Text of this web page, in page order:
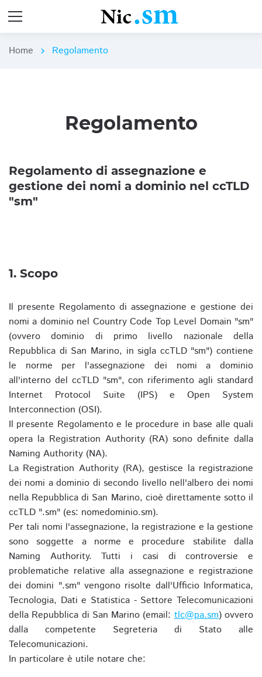
Home chevron_right Regolamento
Regolamento
Regolamento di assegnazione e
gestione dei nomi a dominio nel ccTLD
"sm"
1. Scopo
Il presente Regolamento di assegnazione e gestione dei
nomi a dominio nel Country Code Top Level Domain "sm"
(ovvero dominio di primo livello nazionale della
Repubblica di San Marino, in sigla ccTLD "sm") contiene
le norme per l'assegnazione dei nomi a dominio
all'interno del ccTLD "sm", con riferimento agli standard
Internet Protocol Suite (IPS) e Open System
Interconnection (OSI).
Il presente Regolamento e le procedure in base alle quali
opera la Registration Authority (RA) sono definite dalla
Naming Authority (NA).
La Registration Authority (RA), gestisce la registrazione
dei nomi a dominio di secondo livello nell'albero dei nomi
nella Repubblica di San Marino, cioè direttamente sotto il
ccTLD ".sm" (es: nomedominio.sm).
Per tali nomi l'assegnazione, la registrazione e la gestione
sono soggette a norme e procedure stabilite dalla
Naming Authority. Tutti i casi di controversie e
problematiche relative alla assegnazione e registrazione
dei domini ".sm" vengono risolte dall'Ufficio Informatica,
Tecnologia, Dati e Statistica - Settore Telecomunicazioni
della Repubblica di San Marino (email:tlc@pa.sm) ovvero
dalla competente Segreteria di Stato alle
Telecomunicazioni.
In particolare è utile notare che: